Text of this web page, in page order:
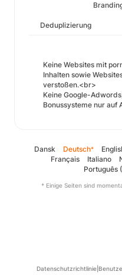
Deduplizierung
Keine Websites mit
Inhalten sowie
verstoßen.<br>
Keine Google-
Bonussysteme nur auf
Dansk Deutsch*
Français
Italiano
Português
* Einige Seiten sind
Datenschutzrichtlinie